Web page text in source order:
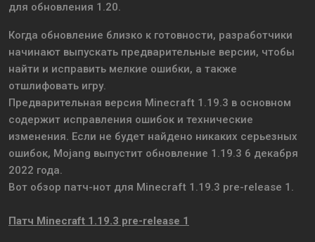
для обновления 1.20.
Когда обновление близко к готовности, разработчики
начинают выпускать предварительные версии, чтобы
найти и исправить мелкие ошибки, а также
отшлифовать игру.
Предварительная версия Minecraft 1.19.3 в основном
содержит исправления ошибок и технические
изменения. Если не будет найдено никаких серьезных
ошибок, Mojang выпустит обновление 1.19.3 6 декабря
2022 года.
Вот обзор патч-нот для Minecraft 1.19.3 pre-release 1.
Патч Minecraft 1.19.3 pre-release 1